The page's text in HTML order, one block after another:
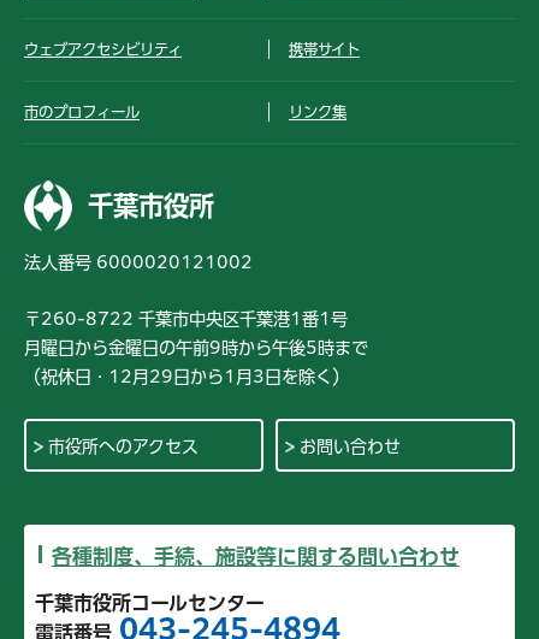
ウェブアクセシビリティ 携帯サイト
市のプロフィール リンク集
千葉市役所
法人番号 6000020121002
〒260-8722 千葉市中央区千葉港1番1号
月曜日から金曜日の午前9時から午後5時まで
（祝休日・12月29日から1月3日を除く）
市役所へのアクセス お問い合わせ
各種制度、手続、施設等に関する問い合わせ
千葉市役所コールセンター
電話番号 043-245-4894